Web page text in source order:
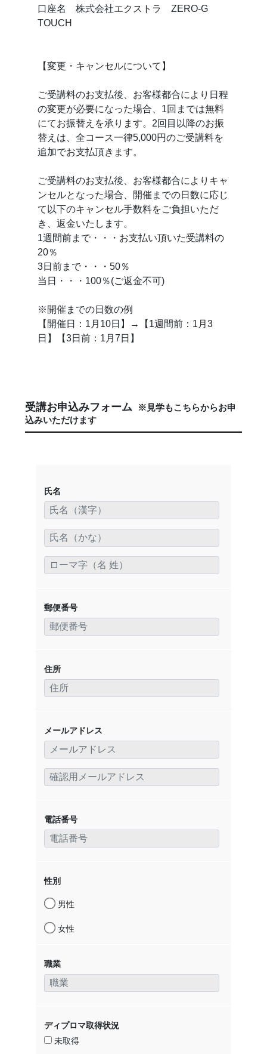
口座名 株式会社エクストラ ZERO-G
TOUCH
【変更・キャンセルについて】
ご受講料のお支払後、お客様都合により日程
の変更が必要になった場合、1回までは無料
にてお振替えを承ります。2回目以降のお振
替えは、全コース一律5,000円のご受講料を
追加でお支払頂きます。
ご受講料のお支払後、お客様都合によりキャ
ンセルとなった場合、開催までの日数に応じ
て以下のキャンセル手数料をご負担いただ
き、返金いたします。
1週間前まで・・・お支払い頂いた受講料の
20％
3日前まで・・・50％
当日・・・100％(ご返金不可)
※開催までの日数の例
【開催日：1月10日】→【1週間前：1月3
日】【3日前：1月7日】
受講お申込みフォーム
※見学もこちらからお申
込みいただけます
氏名
郵便番号
住所
メールアドレス
電話番号
性別
男性
女性
職業
ディプロマ取得状況
未取得